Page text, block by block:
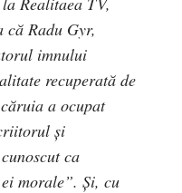
că Radu Gyr,
imnului
recuperată de
a ocupat
şi
ca
morale”. Şi, cu